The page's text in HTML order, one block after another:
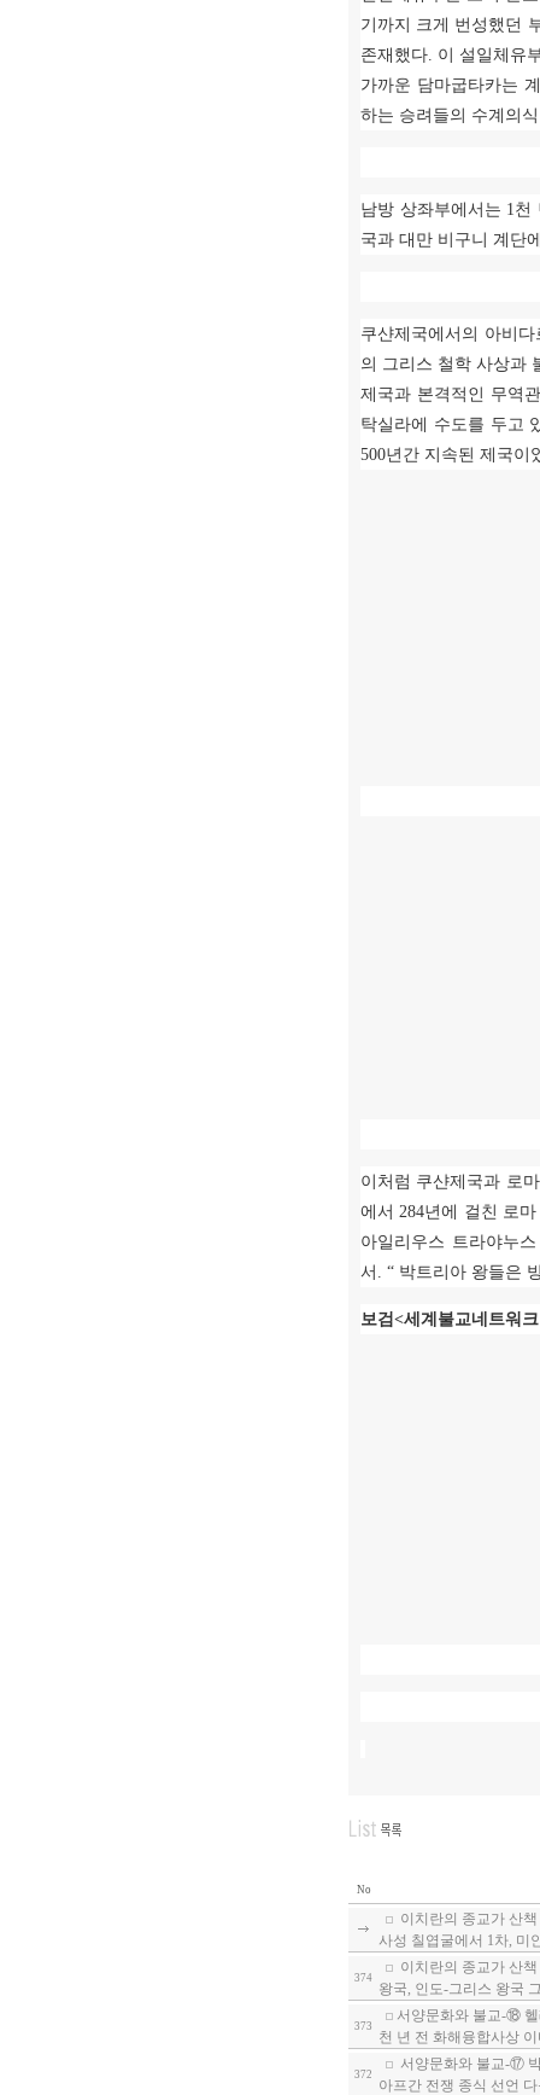
기까지 크게 번성했던
존재했다. 이 설일체유
가까운 담마굽타카는
하는 승려들의 수계의
남방 상좌부에서는 1천
국과 대만 비구니 계단
쿠샨제국에서의 아비
의 그리스 철학 사상과
제국과 본격적인 무역
탁실라에 수도를 두고
500년간 지속된 제국이
이처럼 쿠샨제국과 로
에서284년에 걸친 로
아일리우스 트라야누
서 . “ 박트리아 왕들은
보검 <세계불교네트워
No
이치란의 종교가 산
사성 칠엽굴에서 1차, 미
374
이치란의 종교가 산
왕국, 인도-그리스 왕국
373
서양문화와 불교-⑱ 헬
천 년 전 화해융합사상
372
서양문화와 불교-⑰
아프간 전쟁 종식 선언